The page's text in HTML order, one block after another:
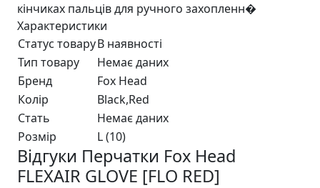
кінчиках пальців для ручного захопленн�
Характеристики
Статус товаруВ наявності
Тип товару
Немає даних
Бренд
Fox Head
Колір
Black,Red
Стать
Немає даних
Розмір
L (10)
Відгуки Перчатки Fox Head
FLEXAIR GLOVE [FLO RED]